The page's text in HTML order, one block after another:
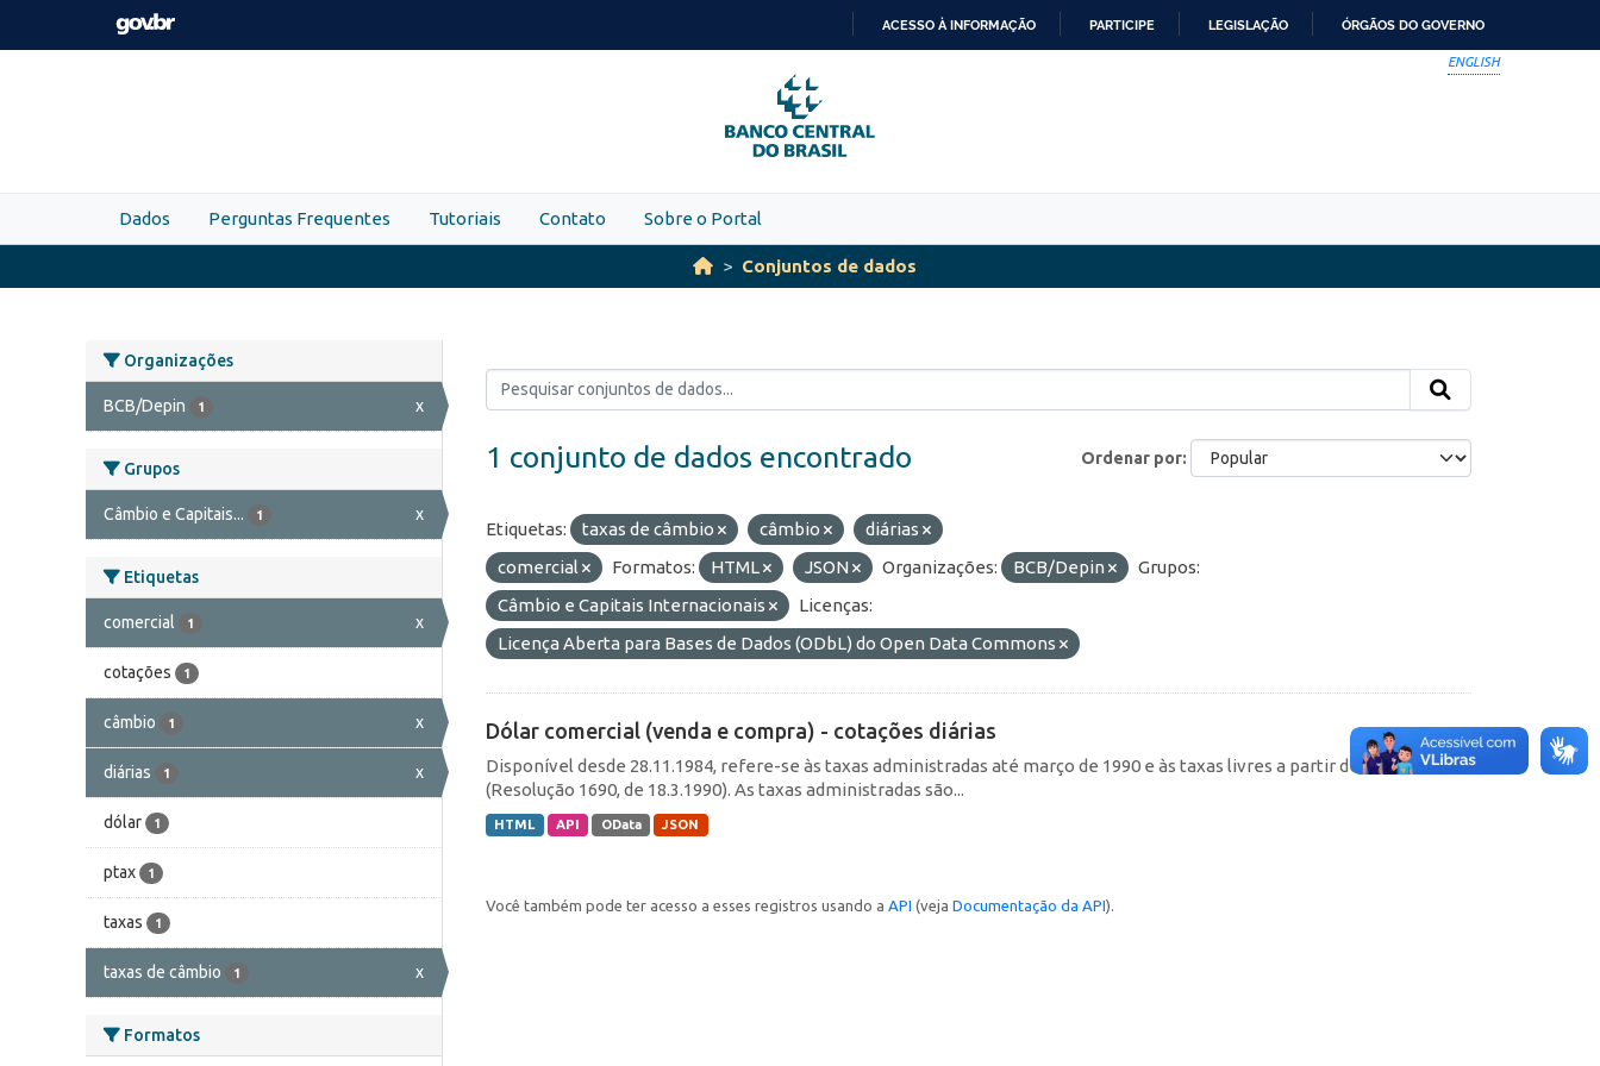
Skip to main content
PARA
O
CONTEÚDO
ACESSO À INFORMAÇÃO PARTICIPE LEGISLAÇÃO ÓRGÃOS DO GOVERNO
ENGLISH
Dados Perguntas Frequentes Tutoriais Contato Sobre o Portal
Conjuntos de dados
Organizações
BCB/Depin 1 x
Grupos
Câmbio e Capitais... 1 x
Etiquetas
comercial 1 x
cotações 1
câmbio 1 x
diárias 1 x
dólar 1
ptax 1
taxas 1
taxas de câmbio 1 x
Formatos
Ordenar por
1 conjunto de dados encontrado
Etiquetas: taxas de câmbio câmbio
diárias
comercial
Formatos: HTML JSON Organizações: BCB/Depin
Grupos:
Câmbio e Capitais Internacionais
Licenças:
Licença Aberta para Bases de Dados (ODbL) do Open Data Commons
Dólar comercial (venda e compra) - cotações diárias
Disponível desde 28.11.1984, refere-se às taxas administradas até março de 1990 e às taxas livres a partir de então
(Resolução 1690, de 18.3.1990). As taxas administradas são...
HTML API OData JSON
Você também pode ter acesso a esses registros usando a API (veja Documentação da API).